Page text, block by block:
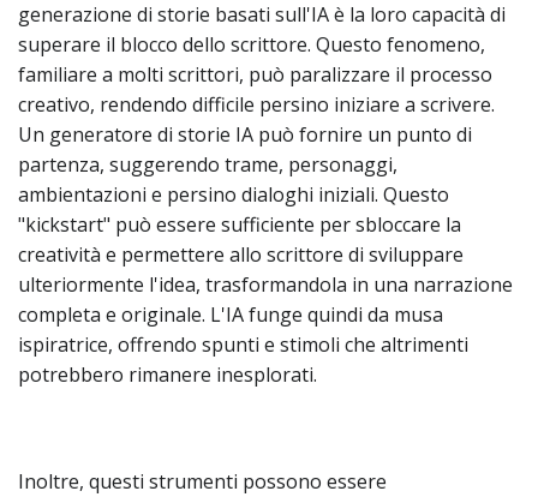
generazione di storie basati sull'IA è la loro capacità di
superare il blocco dello scrittore. Questo fenomeno,
familiare a molti scrittori, può paralizzare il processo
creativo, rendendo difficile persino iniziare a scrivere.
Un generatore di storie IA può fornire un punto di
partenza, suggerendo trame, personaggi,
ambientazioni e persino dialoghi iniziali. Questo
"kickstart" può essere sufficiente per sbloccare la
creatività e permettere allo scrittore di sviluppare
ulteriormente l'idea, trasformandola in una narrazione
completa e originale. L'IA funge quindi da musa
ispiratrice, offrendo spunti e stimoli che altrimenti
potrebbero rimanere inesplorati.
Inoltre, questi strumenti possono essere